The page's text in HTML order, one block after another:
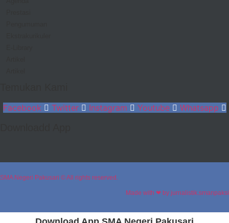
Facebook Twitter Instagram Youtube Whatsapp
SMA Negeri Pakusari © All rights reserved.
Made with ❤ by jurnalistik.smanpaksi